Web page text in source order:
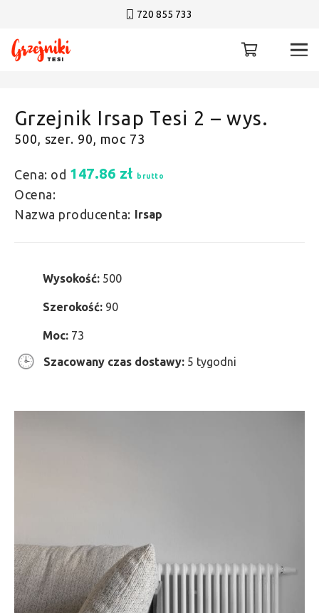
720 855 733
Grzejnik Irsap Tesi 2 – wys.
500, szer. 90, moc 73
Cena: od 147.86 zł brutto
Ocena:
Nazwa producenta: Irsap
Wysokość: 500
Szerokość: 90
Moc: 73
Szacowany czas dostawy: 5 tygodni